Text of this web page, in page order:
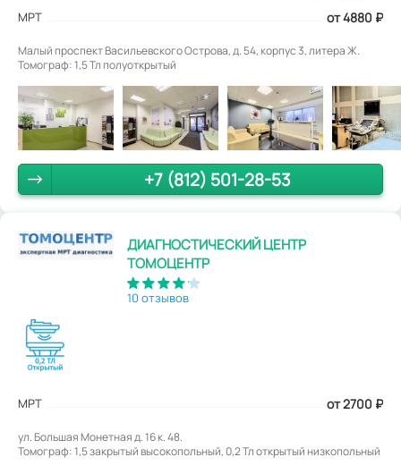
МРТ от 4880 ₽
Малый проспект Васильевского Острова, д. 54, корпус 3, литера Ж.
Томограф: 1,5 Тл полуоткрытый
+7 (812) 501-28-53
ДИАГНОСТИЧЕСКИЙ ЦЕНТР
ТОМОЦЕНТР
10 отзывов
МРТ от 2700 ₽
ул. Большая Монетная д. 16 к. 48.
Томограф: 1,5 закрытый высокопольный, 0,2 Тл открытый низкопольный